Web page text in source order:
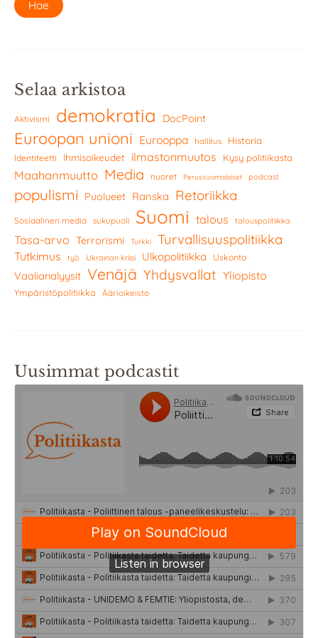
Selaa arkistoa
Aktivismi demokratia DocPoint
Euroopan unioni Eurooppa hallitus Historia
Identiteetti Ihmisoikeudet ilmastonmuutos Kysy politiikasta
Maahanmuutto Media nuoret Perussuomalaiset podcast
populismi Puolueet Ranska Retoriikka
Sosiaalinen media sukupuoli Suomi talous talouspolitiikka
Tasa-arvo Terrorismi Turkki Turvallisuuspolitiikka
Tutkimus työ Ukrainan kriisi Ulkopolitiikka Uskonto
Vaalianalyysit Venäjä Yhdysvallat Yliopisto
Ympäristöpolitiikka Äärioikeisto
Uusimmat podcastit